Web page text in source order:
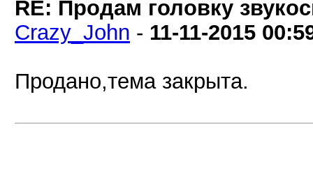
RE: Продам головку
Crazy_John - 11-11-2015
Продано,тема закрыта.